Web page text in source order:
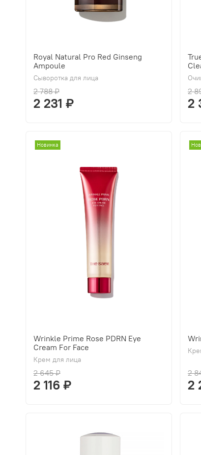
Royal Natural Pro Red Ginseng
Ampoule
Сыворотка для лица
2 788 ₽
2 231 ₽
2
2
Новинка
Wrinkle Prime Rose PDRN Eye
Cream For Face
Крем для лица
2 645 ₽
2 116 ₽
2
2